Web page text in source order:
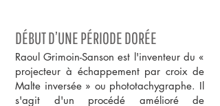
DÉBUT D’UNE PÉRIODE DORÉE
Raoul Grimoin-Sanson est l'inventeur du «
projecteur à échappement par croix de
Malte inversée » ou phototachygraphe. Il
s'agit d'un procédé amélioré de